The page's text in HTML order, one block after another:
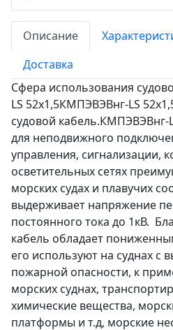
Описание
Доставка
Сфера использования
LS 52х1,5КМПЭВЭВнг-LS
судовой кабель.КМПЭВЭВнг-
для неподвижного
управления, сигнализации,
осветительных сетях
морских судах и плавучих
выдерживает напряжение
постоянного тока до 1кВ.
кабель обладает
его используют на суднах с
пожарной опасности, к
морских суднах,
химические вещества,
платформы и т.д, морские